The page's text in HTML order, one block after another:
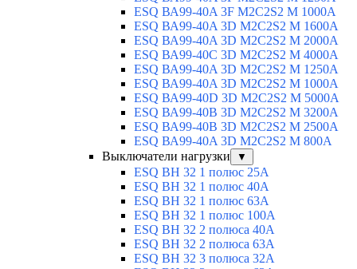
ESQ ВА99-40A 3F M2C2S2 М 1000A
ESQ ВА99-40A 3D M2C2S2 M 1600A
ESQ ВА99-40A 3D M2C2S2 M 2000A
ESQ ВА99-40C 3D M2C2S2 M 4000A
ESQ ВА99-40A 3D M2C2S2 M 1250A
ESQ ВА99-40A 3D M2C2S2 M 1000A
ESQ ВА99-40D 3D M2C2S2 M 5000A
ESQ ВА99-40B 3D M2C2S2 M 3200A
ESQ ВА99-40B 3D M2C2S2 M 2500A
ESQ ВА99-40A 3D M2C2S2 M 800A
Выключатели нагрузки
▼
ESQ ВН 32 1 полюс 25А
ESQ ВН 32 1 полюс 40А
ESQ ВН 32 1 полюс 63А
ESQ ВН 32 1 полюс 100A
ESQ ВН 32 2 полюса 40А
ESQ ВН 32 2 полюса 63А
ESQ ВН 32 3 полюса 32А